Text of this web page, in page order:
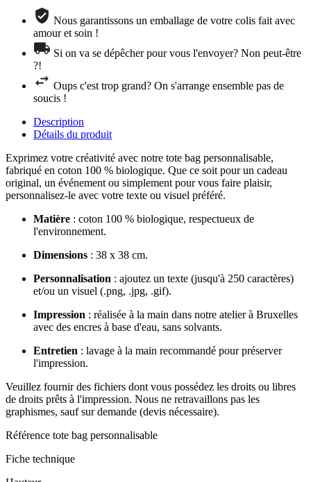
Nous garantissons un emballage de votre colis fait avec
amour et soin !
Si on va se dépêcher pour vous l'envoyer? Non peut-être
?!
Oups c'est trop grand? On s'arrange ensemble pas de
soucis !
Description
Détails du produit
Exprimez votre créativité avec notre tote bag personnalisable,
fabriqué en coton 100 % biologique. Que ce soit pour un cadeau
original, un événement ou simplement pour vous faire plaisir,
personnalisez-le avec votre texte ou visuel préféré.
Matière : coton 100 % biologique, respectueux de
l'environnement.
Dimensions : 38 x 38 cm.
Personnalisation : ajoutez un texte (jusqu'à 250 caractères)
et/ou un visuel (.png, .jpg, .gif).
Impression : réalisée à la main dans notre atelier à Bruxelles
avec des encres à base d'eau, sans solvants.
Entretien : lavage à la main recommandé pour préserver
l'impression.
Veuillez fournir des fichiers dont vous possédez les droits ou libres
de droits prêts à l'impression. Nous ne retravaillons pas les
graphismes, sauf sur demande (devis nécessaire).
Référence tote bag personnalisable
Fiche technique